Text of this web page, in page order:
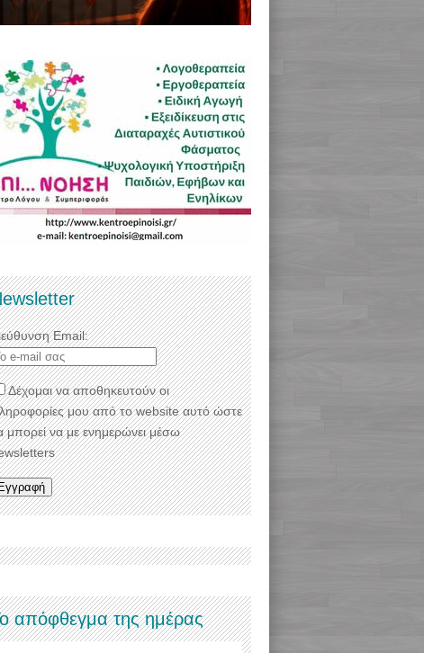
Email:
Δέχομαι να αποθηκευτούν οι
μου από το website αυτό ώστε
μπορεί να με ενημερώνει μέσω
απόφθεγμα της ημέρας